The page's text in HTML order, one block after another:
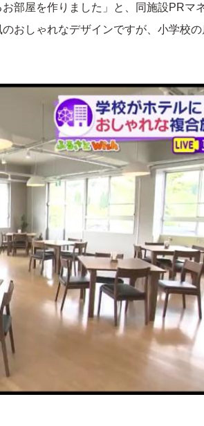
部屋を作りました」と、同施設PRマ
おしゃれなデザインですが、小学校